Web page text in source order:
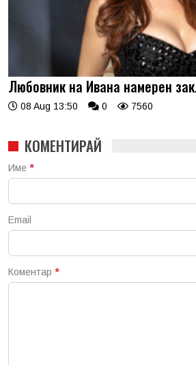
Любовник на Ивана намерен
08 Aug 13:50 0 7560
КОМЕНТИРАЙ
Име *
Email
Коментар *